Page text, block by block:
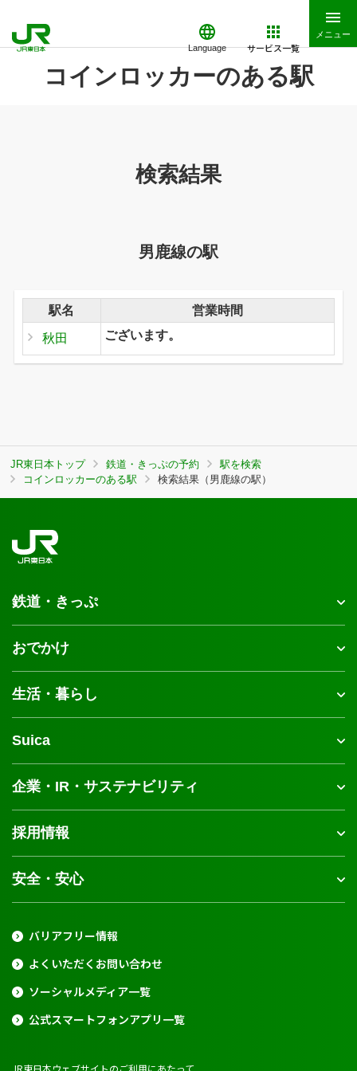
Language サービス一覧
メニュー
コインロッカーのある駅
検索結果
男鹿線の駅
駅名 営業時間
秋田 ございます。
JR東日本トップ 鉄道・きっぷの予約
駅を検索
コインロッカーのある駅
検索結果（男鹿線の駅）
鉄道・きっぷ
おでかけ
生活・暮らし
Suica
企業・IR・サステナビリティ
採用情報
安全・安心
バリアフリー情報
よくいただくお問い合わせ
ソーシャルメディア一覧
公式スマートフォンアプリ一覧